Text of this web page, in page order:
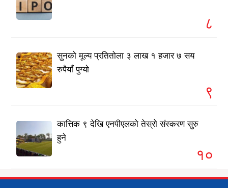
८
सुनको मूल्य प्रतितोला ३ लाख १ हजार ७ सय
रुपैयाँ पुग्यो
९
कात्तिक ९ देखि एनपीएलको तेस्रो संस्करण सुरु
हुने
१०